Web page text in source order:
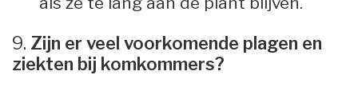
9. Zijn er veel voorkomende plagen en
ziekten bij komkommers?